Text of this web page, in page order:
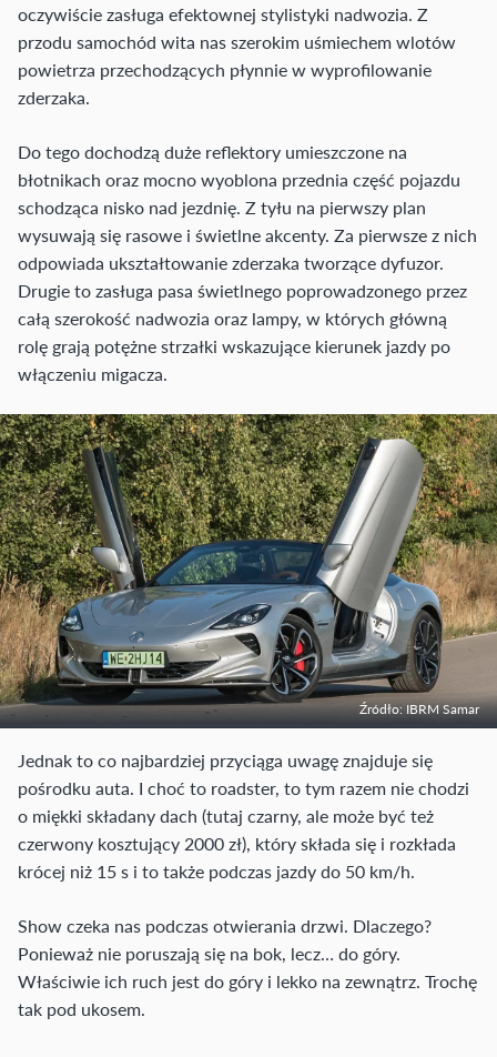
oczywiście zasługa efektownej stylistyki nadwozia. Z
przodu samochód wita nas szerokim uśmiechem wlotów
powietrza przechodzących płynnie w wyprofilowanie
zderzaka.
Do tego dochodzą duże reflektory umieszczone na
błotnikach oraz mocno wyoblona przednia część pojazdu
schodząca nisko nad jezdnię. Z tyłu na pierwszy plan
wysuwają się rasowe i świetlne akcenty. Za pierwsze z nich
odpowiada ukształtowanie zderzaka tworzące dyfuzor.
Drugie to zasługa pasa świetlnego poprowadzonego przez
całą szerokość nadwozia oraz lampy, w których główną
rolę grają potężne strzałki wskazujące kierunek jazdy po
włączeniu migacza.
Źródło: IBRM Samar
Jednak to co najbardziej przyciąga uwagę znajduje się
pośrodku auta. I choć to roadster, to tym razem nie chodzi
o miękki składany dach (tutaj czarny, ale może być też
czerwony kosztujący 2000 zł), który składa się i rozkłada
krócej niż 15 s i to także podczas jazdy do 50 km/h.
Show czeka nas podczas otwierania drzwi. Dlaczego?
Ponieważ nie poruszają się na bok, lecz… do góry.
Właściwie ich ruch jest do góry i lekko na zewnątrz. Trochę
tak pod ukosem.